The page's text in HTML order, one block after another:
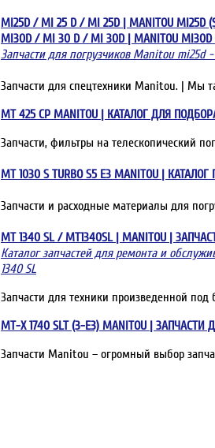
MI25D / MI 25 D / MI 25D | MANITOU MI25D
MI30D / MI 30 D / MI 30D | MANITOU MI30D
Запчасти для погрузчиков Manitou
Запчасти для спецтехники Manitou. | Мы
MT 425 CP MANITOU | КАТАЛОГ ДЛЯ
Запчасти, фильтры на телескопический
MT 1030 S TURBO S5 E3 MANITOU |
Запчасти и расходные материалы для
MT 1340 SL / MT1340SL | MANITOU |
Каталог запчастей для ремонта и
1340 SL
Запчасти для техники произведенной
MT-X 1740 SLT (3-E3) MANITOU |
Запчасти Manitou – огромный выбор